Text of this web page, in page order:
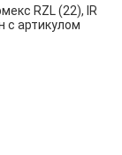
RZL (22), IR
с артикулом